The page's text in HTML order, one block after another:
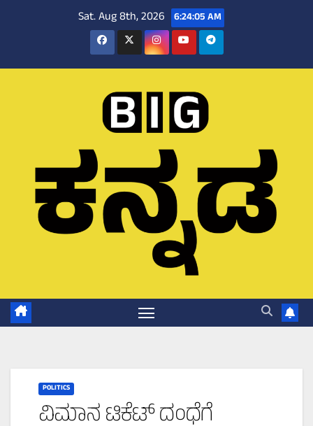
Sat. Aug 8th, 2026 6:24:06 AM
POLITICS
ವಿಮಾನ ಟಿಕೆಟ್ ದಂಧೆಗೆ